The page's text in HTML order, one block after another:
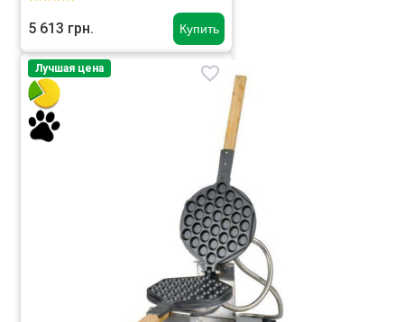
Купить
5 613 грн.
Лучшая цена